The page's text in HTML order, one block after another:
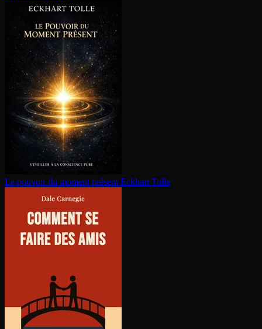
Le pouvoir du moment présent Eckhart Tolle